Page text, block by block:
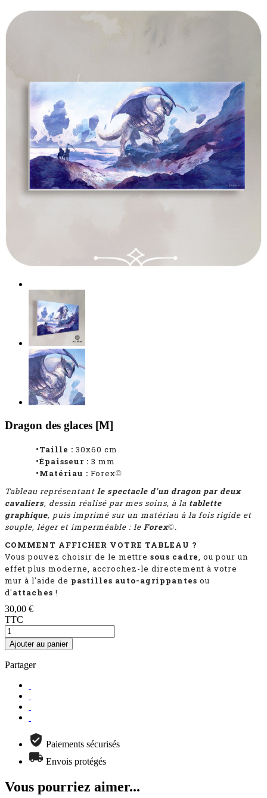
Dragon des glaces [M]
•Taille : 30x60 cm
•Épaisseur : 3 mm
•Matériau : Forex©
Tableau représentant le spectacle d'un dragon par deux
cavaliers, dessin réalisé par mes soins, à la tablette
graphique, puis imprimé sur un matériau à la fois rigide et
souple, léger et imperméable : le Forex©.
COMMENT AFFICHER VOTRE TABLEAU ?
Vous pouvez choisir de le mettre sous cadre, ou pour un
effet plus moderne, accrochez-le directement à votre
mur à l'aide de pastilles auto-agrippantes ou
d'attaches !
30,00 €
TTC
Ajouter au panier
Partager
Paiements sécurisés
Envois protégés
Vous pourriez aimer...